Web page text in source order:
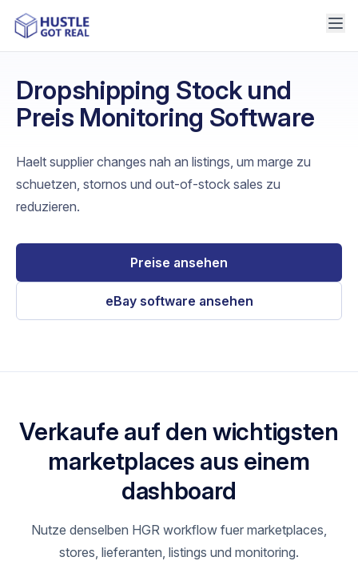
Dropshipping Stock und
Preis Monitoring Software
Haelt supplier changes nah an listings, um marge zu
schuetzen, stornos und out-of-stock sales zu
reduzieren.
Preise ansehen
eBay software ansehen
Verkaufe auf den wichtigsten
marketplaces aus einem
dashboard
Nutze denselben HGR workflow fuer marketplaces,
stores, lieferanten, listings und monitoring.